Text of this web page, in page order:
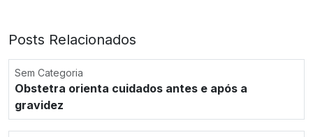
Posts Relacionados
Sem Categoria
Obstetra orienta cuidados antes e após a
gravidez